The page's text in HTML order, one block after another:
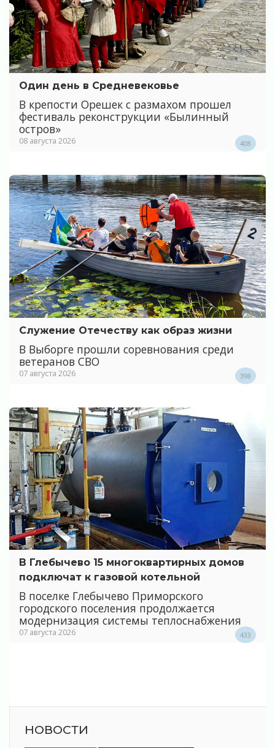
Один день в Средневековье
В крепости Орешек с размахом прошел
фестиваль реконструкции «Былинный
остров»
08 августа 2026 408
Служение Отечеству как образ жизни
В Выборге прошли соревнования среди
ветеранов СВО
07 августа 2026 398
В Глебычево 15 многоквартирных домов
подключат к газовой котельной
В поселке Глебычево Приморского
городского поселения продолжается
модернизация системы теплоснабжения
07 августа 2026 433
НОВОСТИ